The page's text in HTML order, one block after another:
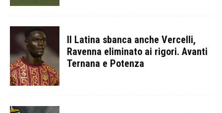
Il Latina sbanca anche Vercelli,
Ravenna eliminato ai rigori. Avanti
Ternana e Potenza